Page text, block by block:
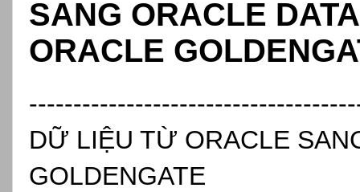
SANG ORACLE
ORACLE
DỮ LIỆU TỪ ORACLE
GOLDENGATE